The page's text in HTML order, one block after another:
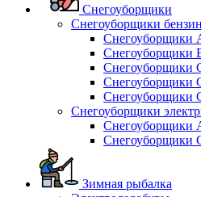
Снегоуборщики
Снегоуборщики
Снегоуборщики
Снегоуборщики
Снегоуборщики
Снегоуборщики
Снегоуборщики
Снегоуборщики
Снегоуборщики
Зимная рыбалка